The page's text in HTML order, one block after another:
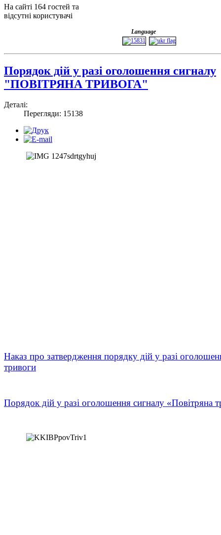
На сайті 164 гостей та
відсутні користувачі
Language
Порядок дій у разі оголошення сигналу
"ПОВІТРЯНА ТРИВОГА"
Деталі:
Перегляди: 15138
Наказ про затвердження порядку дій у разі
тривоги
Порядок дій у разі оголошення сигналу «Повітряна